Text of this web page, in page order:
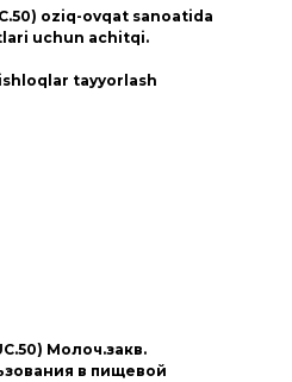
oziq-ovqat sanoatida
uchun achitqi.
tayyorlash
Молоч.закв.
в пищевой